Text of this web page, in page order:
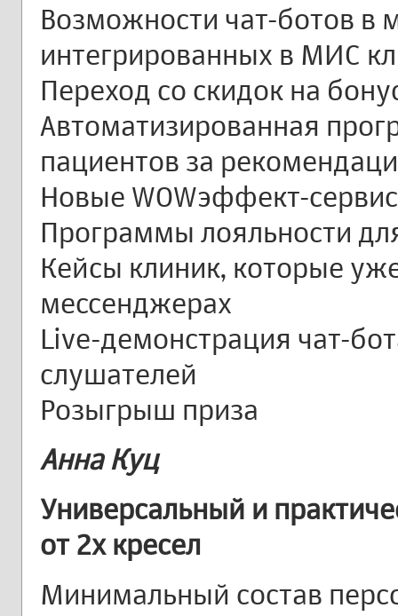
Возможности чат-ботов в
интегрированных в МИС
Переход со скидок на
Автоматизированная
пациентов за
Новые WOWэффект-
Программы лояльности
Кейсы клиник, которые
мессенджерах
Live-демонстрация чат-
слушателей
Розыгрыш приза
Анна Куц
Универсальный и
от 2х кресел
Минимальный состав